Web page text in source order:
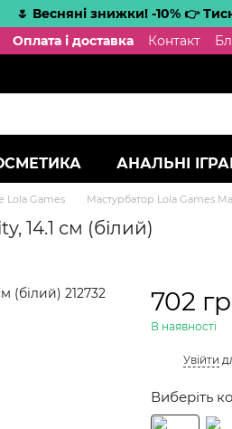
🌷 Весняні знижки! -10% 👉
Оплата і доставка Контакт
АНАЛЬНІ
Lola Games Мастурбатор Lola Games
14.1 см (білий)
702
В наявності
Увійти
Виберіть